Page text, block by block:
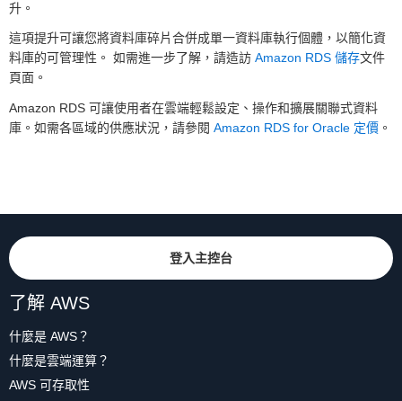
升。
這項提升可讓您將資料庫碎片合併成單一資料庫執行個體，以簡化資
料庫的可管理性。 如需進一步了解，請造訪 Amazon RDS 儲存文件
頁面。
Amazon RDS 可讓使用者在雲端輕鬆設定、操作和擴展關聯式資料
庫。如需各區域的供應狀況，請參閱 Amazon RDS for Oracle 定價 。
登入主控台
了解 AWS
什麼是 AWS？
什麼是雲端運算？
AWS 可存取性